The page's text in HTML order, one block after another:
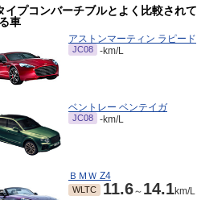
イプコンバーチブルとよく比較されて
車
アストンマーティン ラピード
JC08 -km/L
ベントレー ベンテイガ
JC08 -km/L
ＢＭＷ Z4
WLTC 11.6～ 14.1km/L